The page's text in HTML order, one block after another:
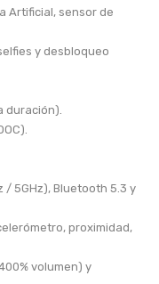
Artificial, sensor de
y desbloqueo
duración).
/ 5GHz), Bluetooth 5.3 y
proximidad,
volumen) y